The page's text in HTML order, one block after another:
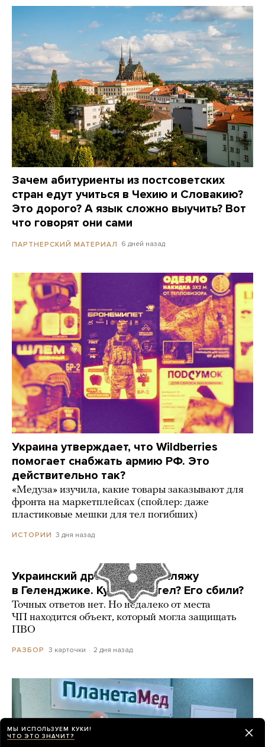
Зачем абитуриенты из постсоветских
стран едут учиться в Чехию и Словакию?
Это дорого? А язык сложно выучить? Вот
что говорят они сами
ПАРТНЕРСКИЙ МАТЕРИАЛ 6 дней назад
Украина утверждает, что Wildberries
помогает снабжать армию РФ. Это
действительно так?
«Медуза» изучила, какие товары заказывают для
фронта на маркетплейсах (спойлер: даже
пластиковые мешки для тел погибших)
ИСТОРИИ 3 дня назад
Украинский дрон попал по пляжу
в Геленджике. Куда он летел? Его сбили?
Точных ответов нет. Но недалеко от места
ЧП находится объект, который могла защищать
ПВО
РАЗБОР 3 карточки 2 дня назад
МЫ ИСПОЛЬЗУЕМ КУКИ!
ЧТО ЭТО ЗНАЧИТ?